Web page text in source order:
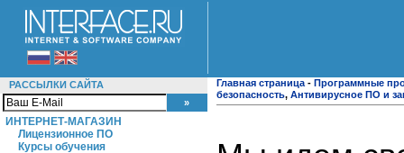
РАССЫЛКИ САЙТА
ИНТЕРНЕТ-МАГАЗИН
Лицензионное ПО
Курсы обучения
Главная страница - Программные
безопасность, Антивирусное ПО и